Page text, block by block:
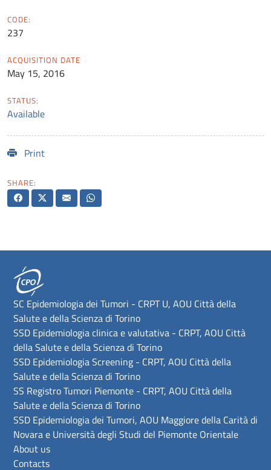
CODE:
237
ACQUISITION DATE
May 15, 2016
STATUS:
Available
Print
SHARE:
SC Epidemiologia dei Tumori - CRPT U, AOU Città della
Salute e della Scienza di Torino
SSD Epidemiologia clinica e valutativa - CRPT, AOU Città
della Salute e della Scienza di Torino
SSD Epidemiologia Screening - CRPT, AOU Città della
Salute e della Scienza di Torino
SS Registro Tumori Piemonte - CRPT, AOU Città della
Salute e della Scienza di Torino
SSD Epidemiologia dei Tumori, AOU Maggiore della Carità di
Novara e Università degli Studi del Piemonte Orientale
About us
Contacts